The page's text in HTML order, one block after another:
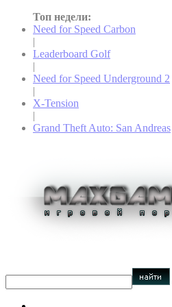
Топ недели:
Need for Speed Carbon
|
Leaderboard Golf
|
Need for Speed Underground 2
|
X-Tension
|
Grand Theft Auto: San Andreas